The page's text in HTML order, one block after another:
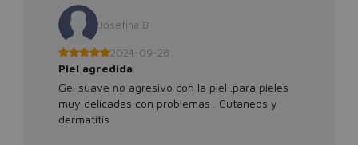
Josefina B
2024-09-28
Piel agredida
Gel suave no agresivo con la piel .para pieles
muy delicadas con problemas . Cutaneos y
dermatitis